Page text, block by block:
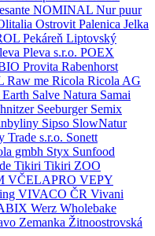
NOMINAL Nur puur
Ostrovit Palenica Jelka
Pekáreň Liptovský
Pleva s.r.o. POEX
Provita Rabenhorst
Raw me Ricola Ricola AG
Salve Natura Samai
Seeburger Semix
Sipso SlowNatur
Trade s.r.o. Sonett
gmbh Styx Sunfood
Tikiri Tikiri ZOO
VČELAPRO VEPY
VIVACO ČR Vivani
Werz Wholebake
Zemanka Žitnoostrovská